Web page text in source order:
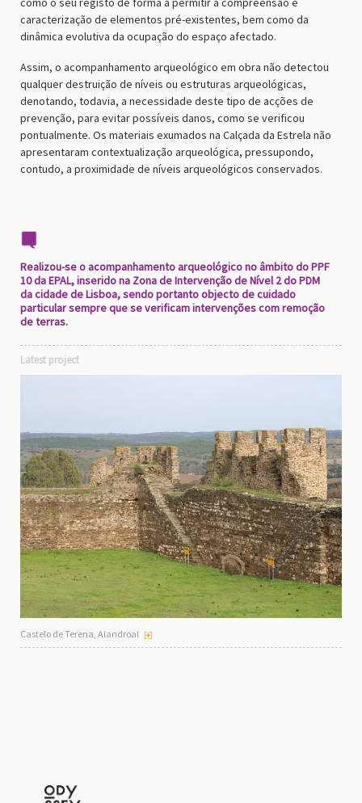
caracterização de elementos pré-existentes, bem como da
dinâmica evolutiva da ocupação do espaço afectado.
Assim, o acompanhamento arqueológico em obra não detectou
qualquer destruição de níveis ou estruturas arqueológicas,
denotando, todavia, a necessidade deste tipo de acções de
prevenção, para evitar possíveis danos, como se verificou
pontualmente. Os materiais exumados na Calçada da Estrela não
apresentaram contextualização arqueológica, pressupondo,
contudo, a proximidade de níveis arqueológicos conservados.
Realizou-se o acompanhamento arqueológico no âmbito do PPF
10 da EPAL, inserido na Zona de Intervenção de Nível 2 do PDM
da cidade de Lisboa, sendo portanto objecto de cuidado
particular sempre que se verificam intervenções com remoção
de terras.
Latest project
Castelo de Terena, Alandroal